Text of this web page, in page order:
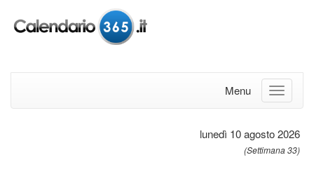
Menu
lunedì 10 agosto 2026
(Settimana 33)